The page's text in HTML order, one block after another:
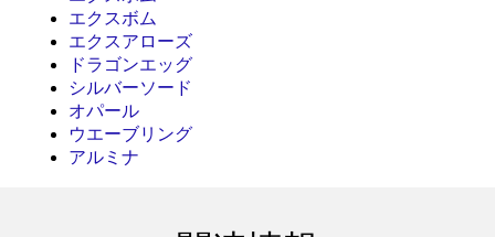
エクスボム
エクスアローズ
ドラゴンエッグ
シルバーソード
オパール
ウエーブリング
アルミナ